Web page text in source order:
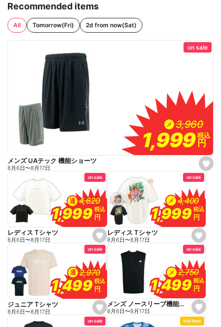
Recommended items
All Tomorrow(Fri) 2d from now(Sat)
s
e
on sale
メ 3,960
3,960
1,999
1,999税込
税込
円
円
メンズ UAテック 機能ショーツ
8月6日〜8月17日
s
e
t
a
v
o
r
i
e
on sale
通 4,620
4,620
1,999
1,999税込
税込
円
円
レディス Tシャツ
8月6日〜8月17日
s
e
t
a
v
o
r
i
e
on sale
メ 4,400
4,400
1,999
1,999 税込
税込
円
円
レディス Tシャツ
8月6日〜8月17日
s
e
t
on sale
通 2,970
2,970
1,499
1,499税込
税込
円
円
ジュニア Tシャツ
8月6日〜8月17日
s
e
t
on sale
メ 2,750
2,750
1,499
1,499 税込
税込
円
円
メンズ ノースリーブ機能シャツ
8月6日〜8月17日
on sale Hot Item